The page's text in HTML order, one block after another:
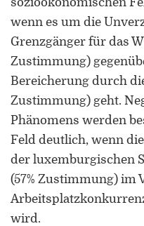
Leiter
for
Stv.
wenn es um die
Grenzgänger für das
Zustimmung)
Bereicherung durch
Zustimmung) geht.
Phänomens werden
Feld deutlich, wenn
der luxemburgischen
(57% Zustimmung) im
wird.